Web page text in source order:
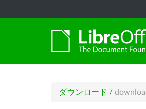
ダウンロード /